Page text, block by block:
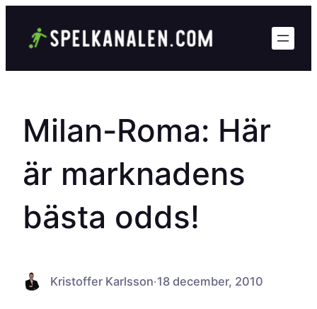
Milan-Roma: Här
är marknadens
bästa odds!
Kristoffer Karlsson·18 december, 2010